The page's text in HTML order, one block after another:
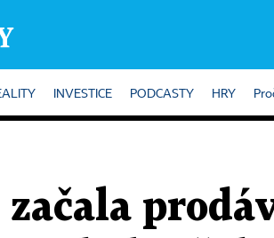
INVESTICE PODCASTY HRY
začala